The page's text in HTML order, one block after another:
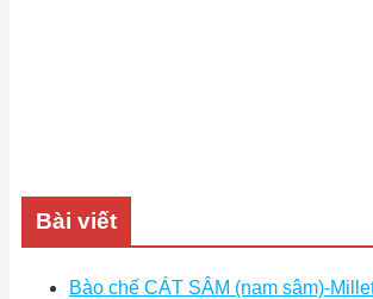
Bài viết
Bào chế CÁT SÂM (nam sâm)-